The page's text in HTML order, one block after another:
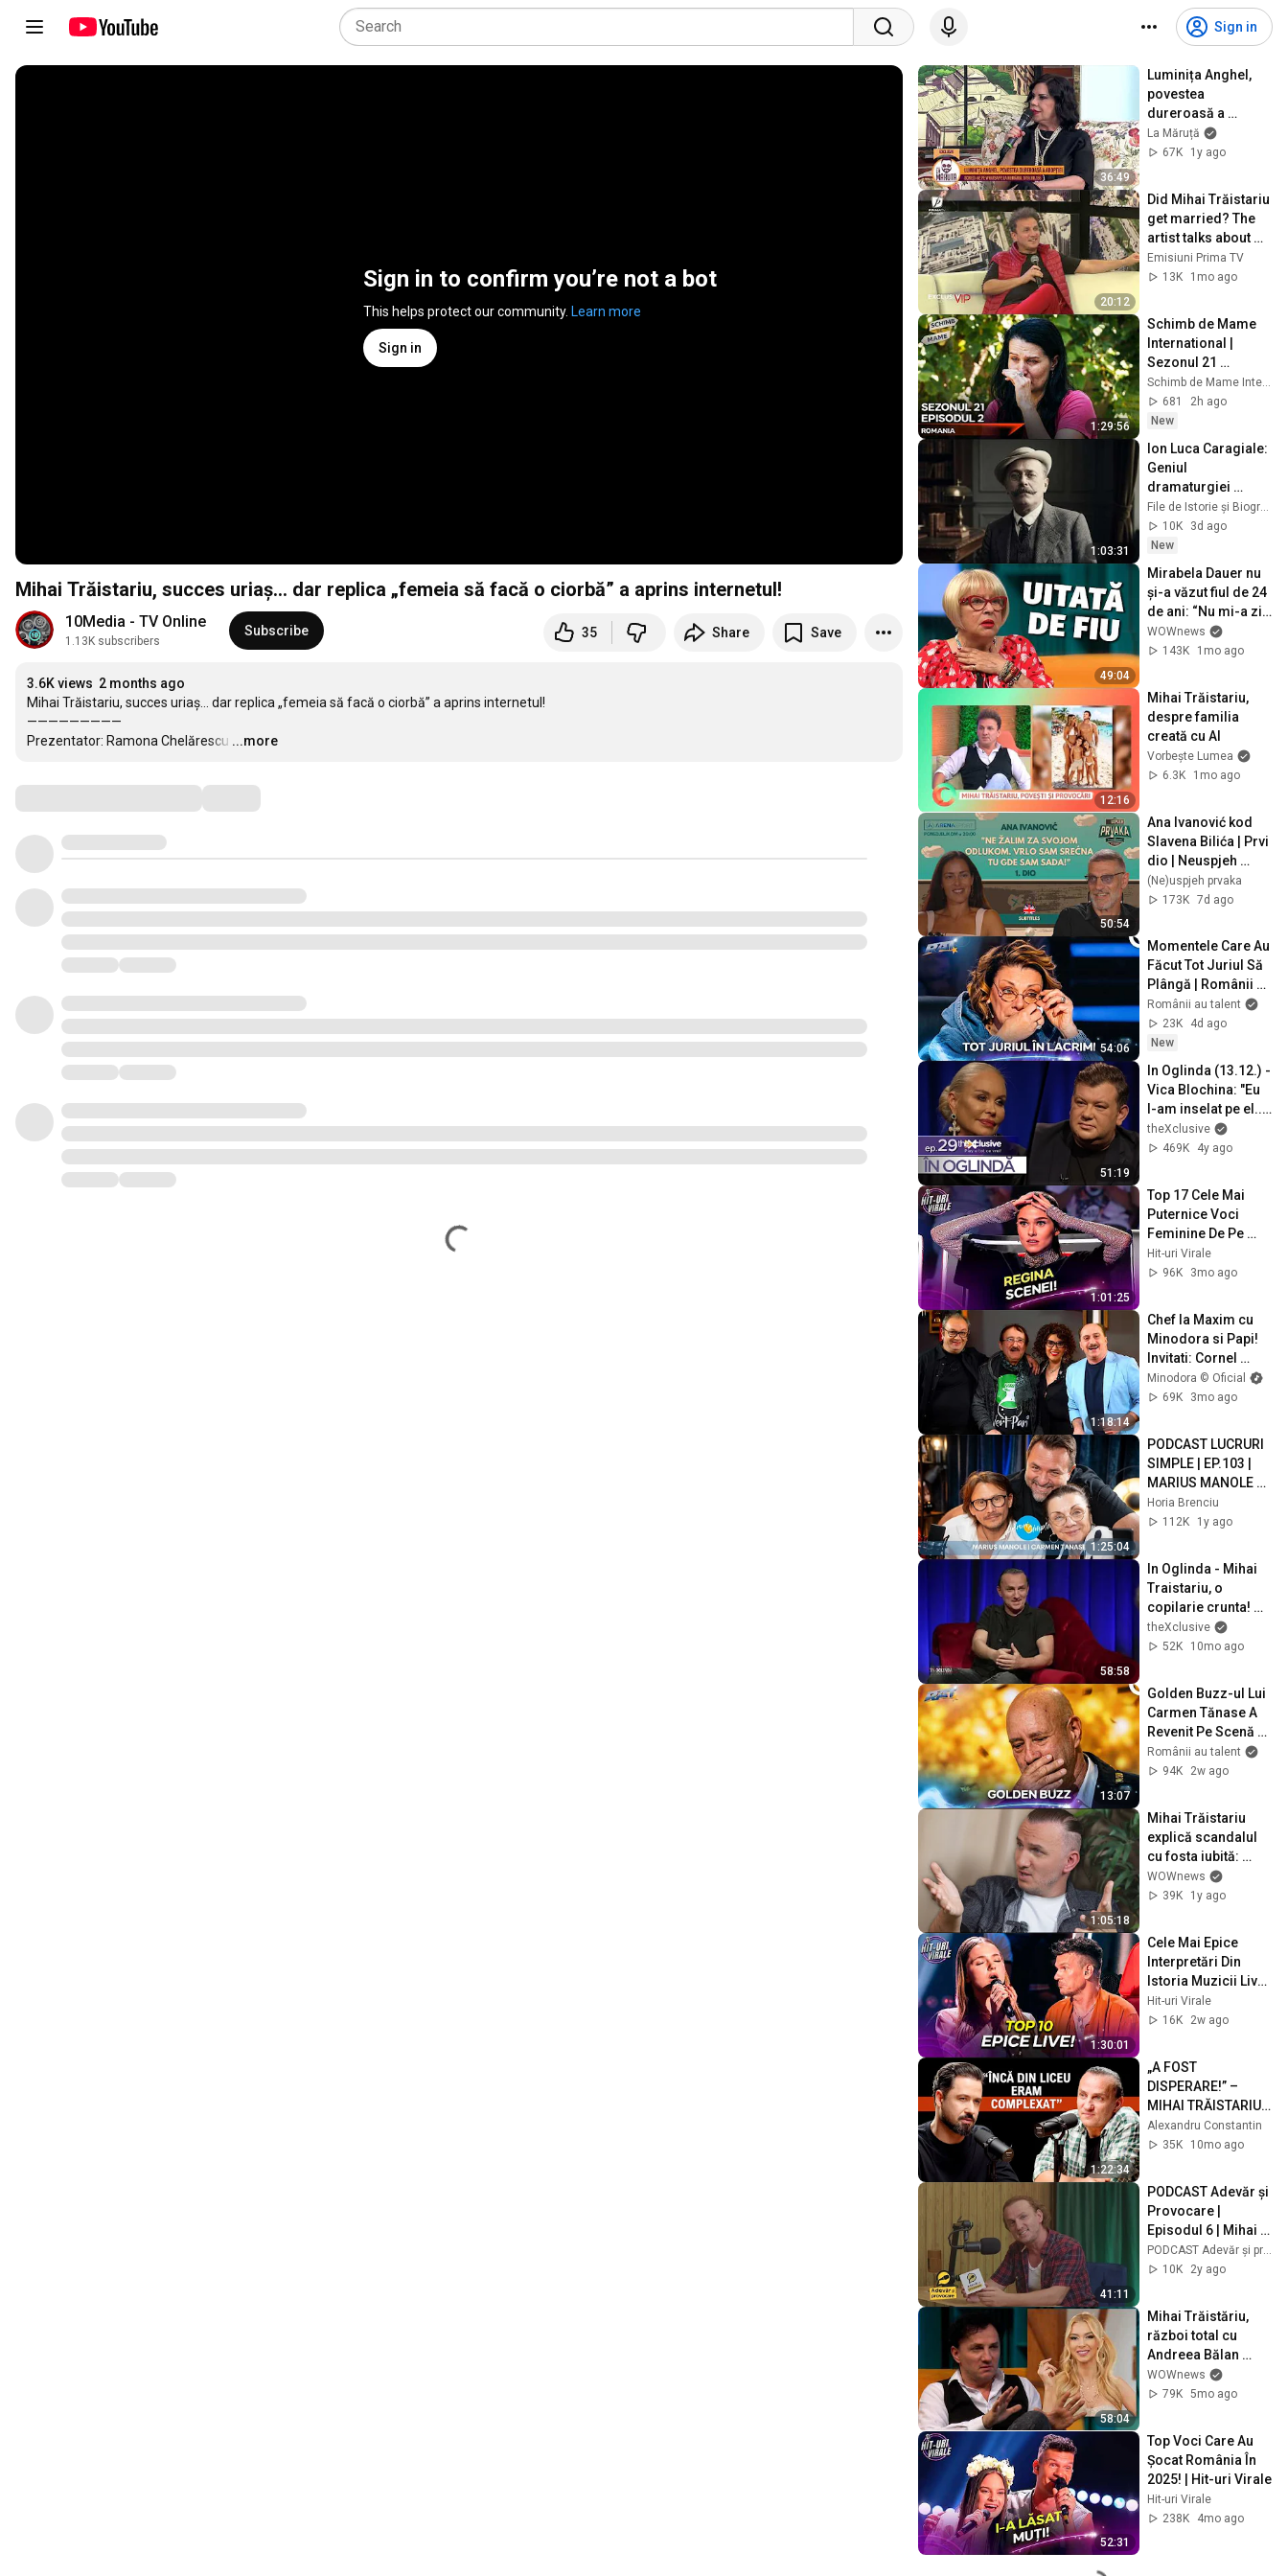
Sign in
Sign in to confirm you’re not a bot
This helps protect our community. Learn more
Sign in
Mihai Trăistariu, succes uriaș… dar replica „femeia să facă o ciorbă” a aprins internetul!
10Media - TV Online
1.13K subscribers
Subscribe 35 Share Save
3.6K views 2 months ago
Mihai Trăistariu, succes uriaș… dar replica „femeia să facă o ciorbă” a aprins internetul!
—————————
Prezentator: Ramona Chelărescu …
...more
36:49
Luminița Anghel,
povestea
dureroasă a
adopției
La Măruță
67K
1y ago
20:12
Did Mihai Trăistariu
get married? The
artist talks about
the woman he's
posting with online
Emisiuni Prima TV
13K
1mo ago
1:29:56
Schimb de Mame
International |
Sezonul 21
Episodul 2
Schimb de Mame International
681
2h ago
New
1:03:31
Ion Luca Caragiale:
Geniul
dramaturgiei
românești și
secretele nespuse
din viața sa |
10K
3d ago
New
49:04
Mirabela Dauer nu
și-a văzut fiul de 24
de ani: “Nu mi-a zis
niciodată mamă”
WOWnews
143K
1mo ago
12:16
Mihai Trăistariu,
despre familia
creată cu AI
Vorbește Lumea
6.3K
1mo ago
50:54
Ana Ivanović kod
Slavena Bilića | Prvi
dio | Neuspjeh
prvaka #16
(Ne)uspjeh prvaka
173K 7d ago
54:06
Momentele Care Au
Făcut Tot Juriul Să
Plângă | Românii au
Talent [4K]
Românii au talent
23K
4d ago
New
51:19
In Oglinda (13.12.) -
Vica Blochina: "Eu
l-am inselat pe el...
Povestea asta nu
am spus-o
theXclusive
469K
4y ago
1:01:25
Top 17 Cele Mai
Puternice Voci
Feminine De Pe
Marea Scenă | Hit-
uri Virale
Hit-uri Virale
96K
3mo ago
1:18:14
Chef la Maxim cu
Minodora si Papi!
Invitati: Cornel
Palade si Romica
Tociu. Episodul 2
Minodora © Oficial
69K
3mo ago
1:25:04
PODCAST LUCRURI
SIMPLE | EP.103 |
MARIUS MANOLE si
CARMEN TANASE
Horia Brenciu
112K
1y ago
58:58
In Oglinda - Mihai
Traistariu, o
copilarie crunta!
Mama sa, "distrusa
fizic si psihic" de
theXclusive
52K
10mo ago
13:07
Golden Buzz-ul Lui
Carmen Tănase A
Revenit Pe Scenă
Mai Puternic Ca
Niciodată | Românii
Românii au talent
94K
2w ago
1:05:18
Mihai Trăistariu
explică scandalul
cu fosta iubită:
“Stătea cu mâna
întinsă și trăgea de
WOWnews
39K
1y ago
1:30:01
Cele Mai Epice
Interpretări Din
Istoria Muzicii Live!
| Hit-uri Virale
Hit-uri Virale
16K
2w ago
1:22:34
„A FOST
DISPERARE!” –
MIHAI TRĂISTARIU,
DESPRE
SCANDALURI,
Alexandru Constantin
35K
10mo ago
41:11
PODCAST Adevăr și
Provocare |
Episodul 6 | Mihai
Trăistariu
10K
2y ago
58:04
Mihai Trăistăriu,
război total cu
Andreea Bălan
după Eurovision:
“Este isterică, să-i
WOWnews
79K 5mo ago
52:31
Top Voci Care Au
Șocat România În
2025! | Hit-uri Virale
Hit-uri Virale
238K
4mo ago